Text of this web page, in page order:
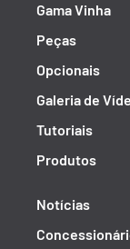
Gama Vinha
Peças
Opcionais
Galeria de
Tutoriais
Produtos
Notícias